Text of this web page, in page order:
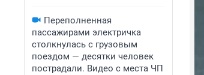
Переполненная
пассажирами электричка
столкнулась с грузовым
поездом — десятки человек
пострадали. Видео с места ЧП